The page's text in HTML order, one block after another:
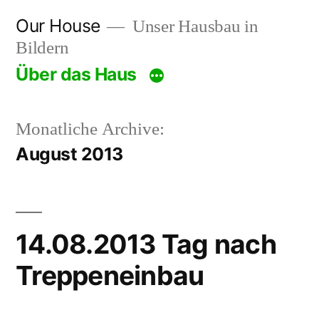
Inhalt
springen
Our House
Unser Hausbau in
Bildern
Über das Haus
Monatliche Archive:
August 2013
14.08.2013 Tag nach
Treppeneinbau